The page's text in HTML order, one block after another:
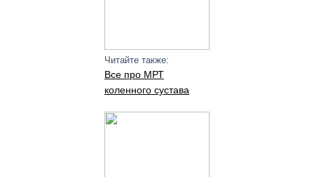
Читайте также:
Все про МРТ
коленного сустава